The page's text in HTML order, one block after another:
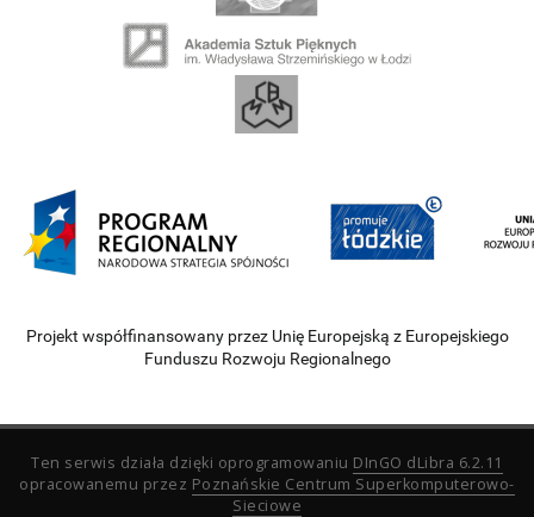
Projekt współfinansowany przez Unię Europejską z Europejskiego
Funduszu Rozwoju Regionalnego
Ten serwis działa dzięki oprogramowaniu DInGO dLibra 6.2.11
opracowanemu przez Poznańskie Centrum Superkomputerowo-
Sieciowe